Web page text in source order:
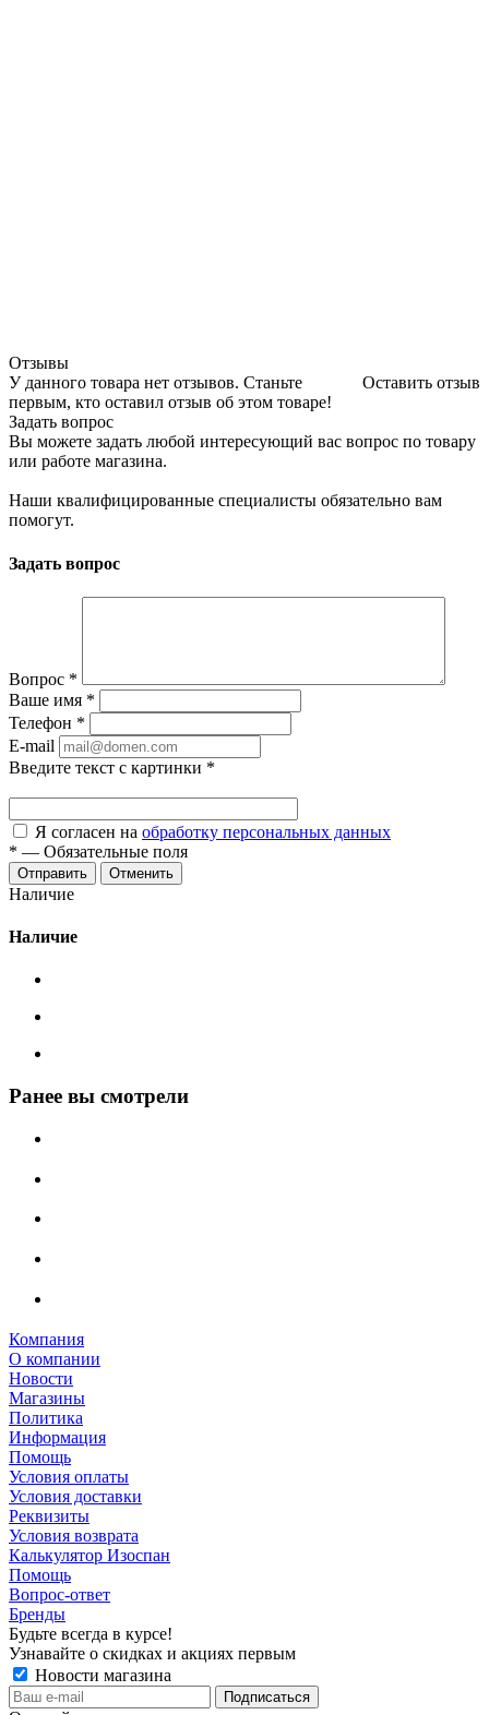
Отзывы
Оставить отзыв
У данного товара нет отзывов. Станьте
первым, кто оставил отзыв об этом товаре!
Задать вопрос
Вы можете задать любой интересующий вас вопрос по товару
или работе магазина.
Наши квалифицированные специалисты обязательно вам
помогут.
Задать вопрос
Вопрос *
Ваше имя *
Телефон *
E-mail
Введите текст с картинки *
Я согласен на обработку персональных данных
* — Обязательные поля
Отменить
Наличие
Наличие
Ранее вы смотрели
Компания
О компании
Новости
Магазины
Политика
Информация
Помощь
Условия оплаты
Условия доставки
Реквизиты
Условия возврата
Калькулятор Изоспан
Помощь
Вопрос-ответ
Бренды
Будьте всегда в курсе!
Узнавайте о скидках и акциях первым
Новости магазина